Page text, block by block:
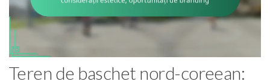
Teren de baschet nord-coreean: